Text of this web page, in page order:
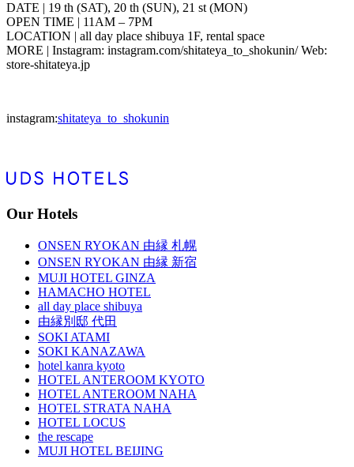
DATE | 19 th (SAT), 20 th (SUN), 21 st (MON)
OPEN TIME | 11AM – 7PM
LOCATION | all day place shibuya 1F, rental space
MORE | Instagram: instagram.com/shitateya_to_shokunin/ Web:
store-shitateya.jp
instagram:shitateya_to_shokunin
Our Hotels
ONSEN RYOKAN 由縁 札幌
ONSEN RYOKAN 由縁 新宿
MUJI HOTEL GINZA
HAMACHO HOTEL
all day place shibuya
由縁別邸 代田
SOKI ATAMI
SOKI KANAZAWA
hotel kanra kyoto
HOTEL ANTEROOM KYOTO
HOTEL ANTEROOM NAHA
HOTEL STRATA NAHA
HOTEL LOCUS
the rescape
MUJI HOTEL BEIJING